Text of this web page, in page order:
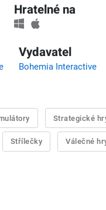
Hratelné na
Vydavatel
Bohemia Interactive
Strategické
Střílečky Válečné